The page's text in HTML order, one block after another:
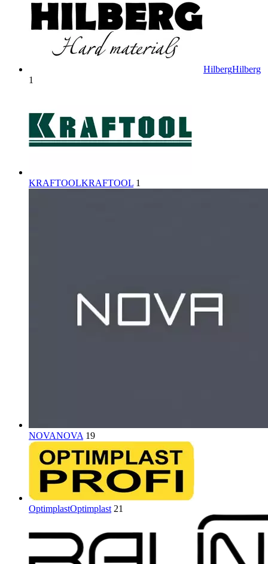
HilbergHilberg
1
KRAFTOOLKRAFTOOL 1
NOVANOVA 19
OptimplastOptimplast 21